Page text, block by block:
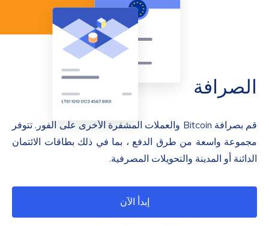
الصرافة
قم بصرافة Bitcoin والعملات المشفرة الأخرى على الفور. تتوفر
مجموعة واسعة من طرق الدفع ، بما في ذلك بطاقات الائتمان
الدائنة أو المدينة والتحويلات المصرفية.
إبدأ الآن